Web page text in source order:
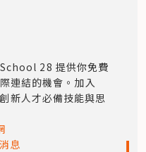
28 提供你免費
連結的機會。加入
新人才必備技能與思
息